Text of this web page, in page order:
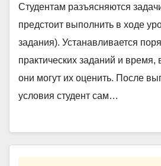
Студентам разъясняются
предстоит выполнить в ходе
задания). Устанавливается
практических заданий и время,
они могут их оценить. После
условия студент сам…